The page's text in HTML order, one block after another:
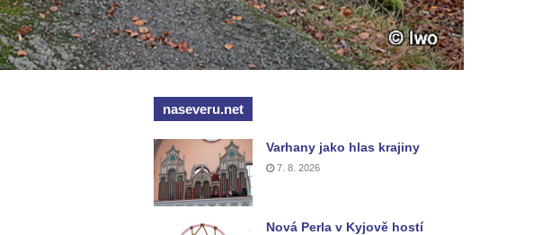
naseveru.net
Varhany jako hlas krajiny
7. 8. 2026
Nová Perla v Kyjově hostí